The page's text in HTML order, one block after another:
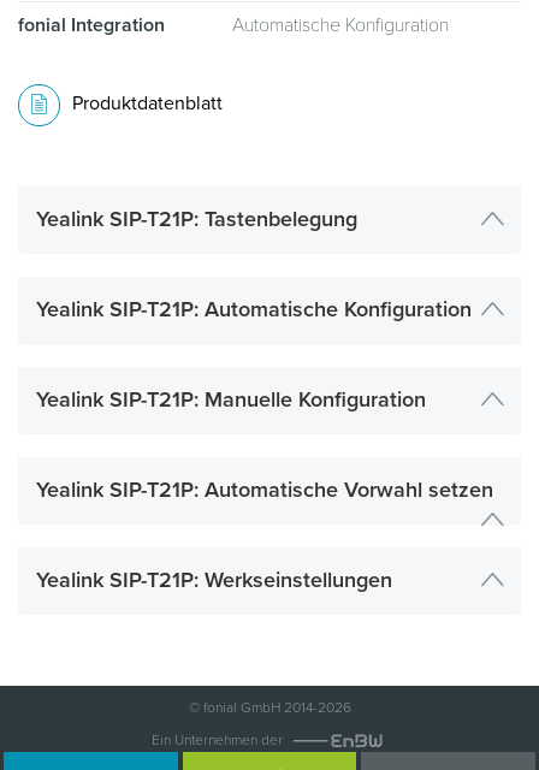
fonial Integration
Automatische Konfiguration
Produktdatenblatt
Yealink SIP-T21P: Tastenbelegung
Yealink SIP-T21P: Automatische Konfiguration
Yealink SIP-T21P: Manuelle Konfiguration
Yealink SIP-T21P: Automatische Vorwahl setzen
Yealink SIP-T21P: Werkseinstellungen
© fonial GmbH 2014-2026
Ein Unternehmen der